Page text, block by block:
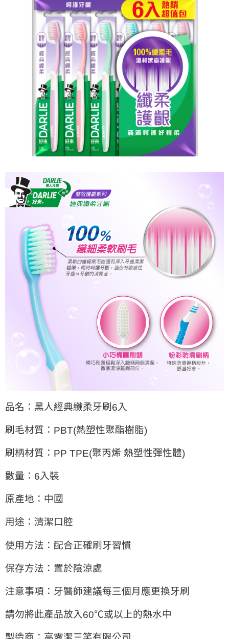
品名：黑人經典纖柔牙刷 6入
刷毛材質： PBT(熱塑性聚酯樹脂)
刷柄材質： PP TPE(聚丙烯 熱塑性彈性體)
數量： 6入裝
原產地：中國
用途：清潔口腔
使用方法：配合正確刷牙習慣
保存方法：置於陰涼處
注意事項：牙醫師建議每三個月應更換牙刷
請勿將此產品放入60℃或以上的熱水中